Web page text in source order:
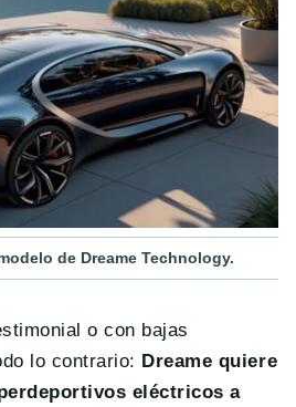
de Dreame Technology.
o con bajas
lo contrario: Dreame quiere
eléctricos a